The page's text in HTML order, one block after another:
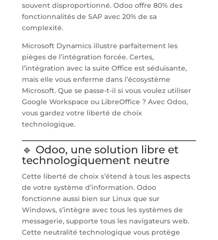
souvent disproportionné. Odoo offre 80% des
fonctionnalités de SAP avec 20% de sa
complexité.
Microsoft Dynamics illustre parfaitement les
pièges de l’intégration forcée. Certes,
l’intégration avec la suite Office est séduisante,
mais elle vous enferme dans l’écosystème
Microsoft. Que se passe-t-il si vous voulez utiliser
Google Workspace ou LibreOffice ? Avec Odoo,
vous gardez votre liberté de choix
technologique.
🔹 Odoo, une solution libre et
technologiquement neutre
Cette liberté de choix s’étend à tous les aspects
de votre système d’information. Odoo
fonctionne aussi bien sur Linux que sur
Windows, s’intègre avec tous les systèmes de
messagerie, supporte tous les navigateurs web.
Cette neutralité technologique vous protège